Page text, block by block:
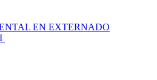
EN EXTERNADO